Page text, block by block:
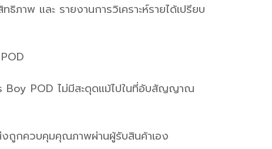
พ และ รายงานการวิเคราะห์รายได้เปรียบ
Boy POD ไม่มีสะดุดแม้ไปในที่อับสัญญาณ
งถูกควบคุมคุณภาพผ่านผู้รับสินค้าเอง